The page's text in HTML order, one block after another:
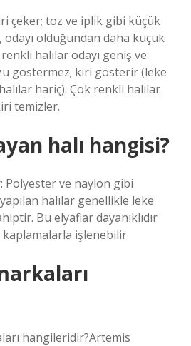
çeker; toz ve iplik gibi küçük
odayı olduğundan daha küçük
halılar odayı geniş ve
göstermez; kiri gösterir (leke
hariç). Çok renkli halılar
temizler.
halı hangisi?
Polyester ve naylon gibi
halılar genellikle leke
Bu elyaflar dayanıklıdır
işlenebilir.
hangileridir?Artemis